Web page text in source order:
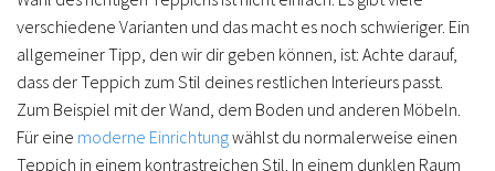
verschiedene Varianten und das macht es noch schwieriger. Ein
allgemeiner Tipp, den wir dir geben können, ist: Achte darauf,
dass der Teppich zum Stil deines restlichen Interieurs passt.
Zum Beispiel mit der Wand, dem Boden und anderen Möbeln.
Für eine moderne Einrichtungwählst du normalerweise einen
Teppich in einem kontrastreichen Stil. In einem dunklen Raum